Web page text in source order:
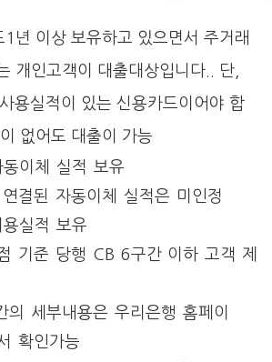
년 이상 보유하고 있으면서 주거래
개인고객이 대출대상입니다.. 단,
용실적이 있는 신용카드이어야 합
없어도 대출이 가능
이체 실적 보유
결된 자동이체 실적은 미인정
실적 보유
기준 당행 CB 6구간 이하 고객 제
세부내용은 우리은행 홈페이
확인가능